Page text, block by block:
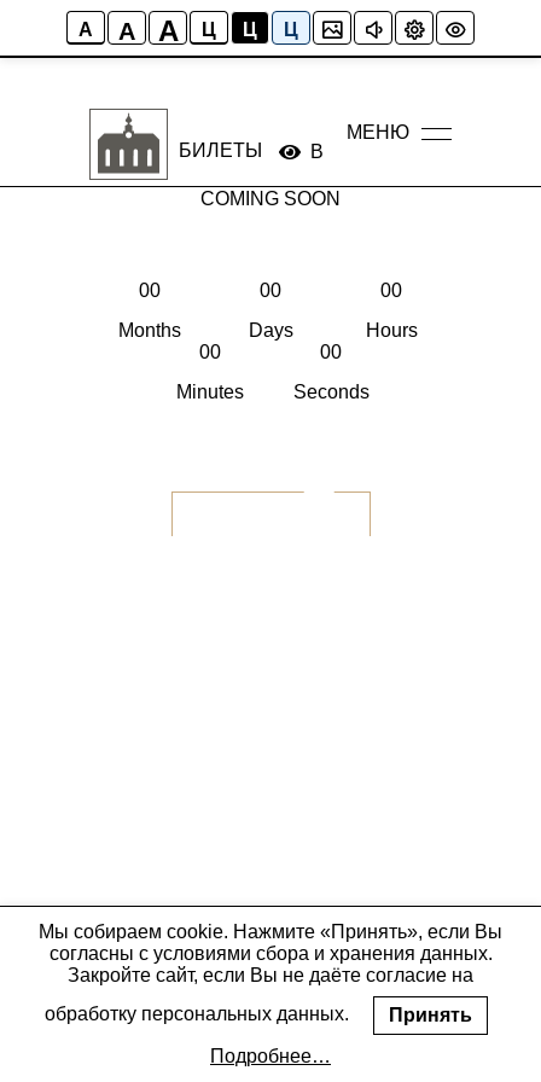
A A A Ц Ц Ц
БИЛЕТЫ Версия сайта для
МЕНЮ
COMING SOON
00
Months
00
Days
00
Hours
00
Minutes
00
Seconds
Мы собираем cookie. Нажмите «Принять», если Вы
согласны с условиями сбора и хранения данных.
Закройте сайт, если Вы не даёте согласие на
обработку персональных данных.
Принять
Подробнее…